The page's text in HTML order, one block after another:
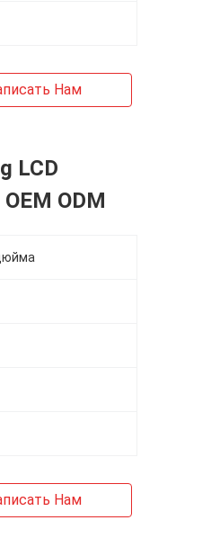
Нам
LCD
ODM
Нам